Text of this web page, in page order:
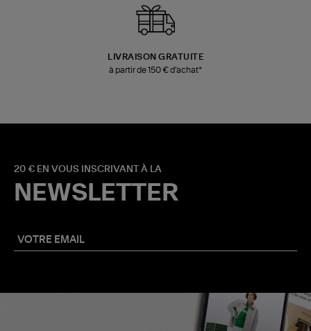
LIVRAISON GRATUITE
à partir de 150 € d'achat*
20 € EN VOUS INSCRIVANT À LA
NEWSLETTER